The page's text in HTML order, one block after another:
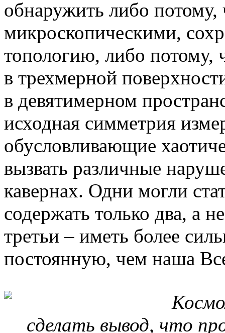
обнаружить либо потому,
микроскопическими,
топологию, либо потому,
в трехмерной
в девятимерном
исходная симметрия
обусловливающие
вызвать различные
кавернах. Одни могли
содержать только два, а
третьи – иметь более
постоянную, чем наша
сделать вывод, что